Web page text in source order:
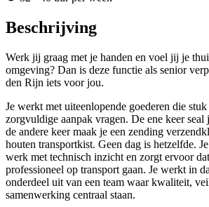
Beschrijving
Werk jij graag met je handen en voel jij je
omgeving? Dan is deze functie als senior
den Rijn iets voor jou.
Je werkt met uiteenlopende goederen die
zorgvuldige aanpak vragen. De ene keer seal
de andere keer maak je een zending
houten transportkist. Geen dag is hetzelfde.
werk met technisch inzicht en zorgt ervoor
professioneel op transport gaan. Je werkt in
onderdeel uit van een team waar kwaliteit,
samenwerking centraal staan.